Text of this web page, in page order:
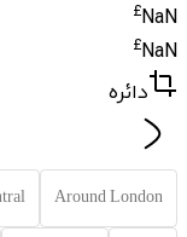
NaN
£
NaN
£
دائره
Around London